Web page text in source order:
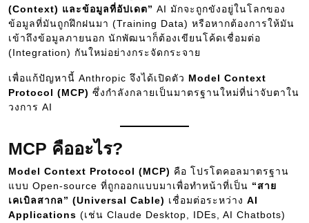
(Context) และข้อมูลที่อัปเดต” AI มักจะถูกขังอยู่ในโลกของ
ข้อมูลที่มันถูกฝึกฝนมา (Training Data) หรือหากต้องการให้มัน
เข้าถึงข้อมูลภายนอก นักพัฒนาก็ต้องเขียนโค้ดเชื่อมต่อ
(Integration) กันใหม่อย่างกระจัดกระจาย
เพื่อแก้ปัญหานี้ Anthropic จึงได้เปิดตัว Model Context
Protocol (MCP) ซึ่งกำลังกลายเป็นมาตรฐานใหม่ที่น่าจับตาใน
วงการ AI
MCP คืออะไร?
Model Context Protocol (MCP) คือ โปรโตคอลมาตรฐาน
แบบ Open-source ที่ถูกออกแบบมาเพื่อทำหน้าที่เป็น “สาย
เคเบิลสากล” (Universal Cable) เชื่อมต่อระหว่าง AI
Applications (เช่น Claude Desktop, IDEs, AI Chatbots)